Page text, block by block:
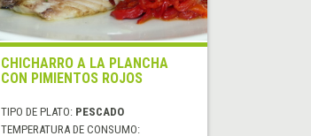
CHICHARRO A LA PLANCHA
CON PIMIENTOS ROJOS
TIPO DE PLATO: PESCADO
TEMPERATURA DE CONSUMO: